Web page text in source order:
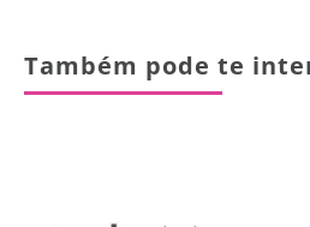
Também pode te